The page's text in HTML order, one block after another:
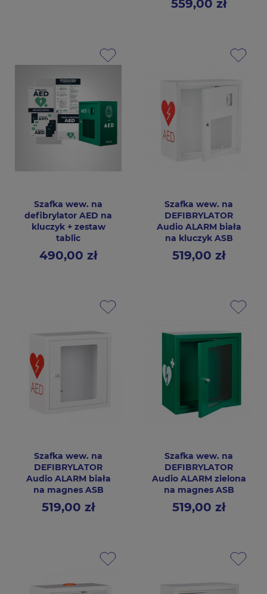
Cena559,00 zł
Szafka wew. na
defibrylator AED na
kluczyk + zestaw
tablic
Cena490,00 zł
Szafka wew. na
DEFIBRYLATOR
Audio ALARM biała
na kluczyk ASB
Cena519,00 zł
Szafka wew. na
DEFIBRYLATOR
Audio ALARM biała
na magnes ASB
Cena519,00 zł
Szafka wew. na
DEFIBRYLATOR
Audio ALARM zielona
na magnes ASB
Cena519,00 zł